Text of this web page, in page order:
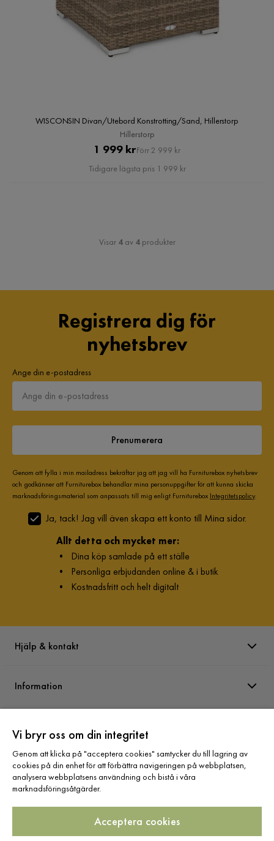
WISCONSIN Divan/Utebord Konstrotting/Sand, Hillerstorp
Hillerstorp
Pris
1 999 krOriginal
Pris
Förr 2 999 kr
Tidigare lägsta pris 1 999 kr
Visar 4av 4produkter
Registrera dig för
nyhetsbrev
Ange din e-postadress
Prenumerera
Genom att fylla i min mailadress bekräftar jag att jag vill ha Furniturebox nyhetsbrev
och godkänner att Furniturebox behandlar mina personuppgifter för att kunna skicka
marknadsföringsmaterial som anpassats till mig enligt Furniturebox Integritetspolicy.
Ja, tack! Jag vill även skapa ett konto till Mina sidor.
Allt detta och mycket mer:
• Dina köp samlade på ett ställe
• Personliga erbjudanden online & i butik
• Kostnadsfritt och helt digitalt
Hjälp & kontakt
Information
Sortiment
Vi bryr oss om din integritet
Genom att klicka på "acceptera cookies" samtycker du till lagring av
cookies på din enhet för att förbättra navigeringen på webbplatsen,
analysera webbplatsens användning och bistå i våra
marknadsföringsåtgärder.
Acceptera cookies